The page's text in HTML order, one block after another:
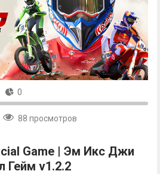
0
88 просмотров
Game | Эм Икс Джи
Гейм v1.2.2